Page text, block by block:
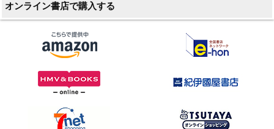
オンライン書店で購入する